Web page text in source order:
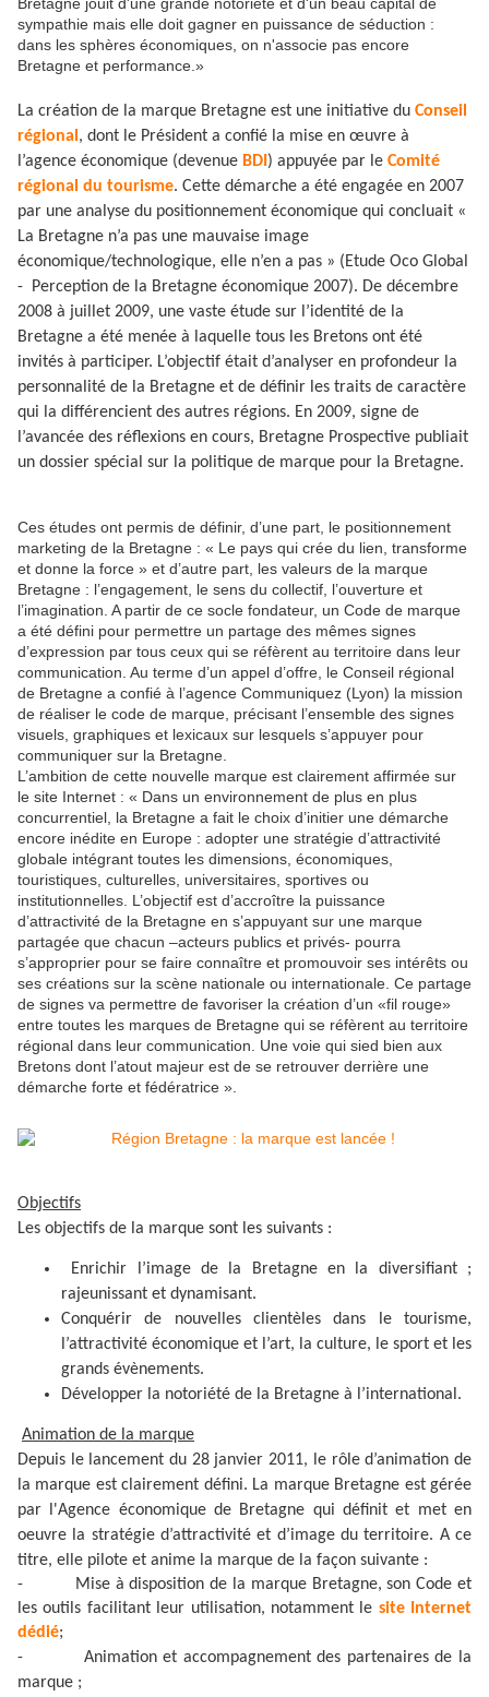
sympathie mais elle doit gagner en puissance de séduction :
dans les sphères économiques, on n'associe pas encore
Bretagne et performance.»
La création de la marque Bretagne est une initiative du Conseil
régional , dont le Président a confié la mise en œuvre à
l’agence économique (devenue BDI ) appuyée par le Comité
régional du tourisme. Cette démarche a été engagée en 2007
par une analyse du positionnement économique qui concluait «
La Bretagne n’a pas une mauvaise image
économique/technologique, elle n’en a pas » (Etude Oco Global
- Perception de la Bretagne économique 2007). De décembre
2008 à juillet 2009, une vaste étude sur l’identité de la
Bretagne a été menée à laquelle tous les Bretons ont été
invités à participer. L’objectif était d’analyser en profondeur la
personnalité de la Bretagne et de définir les traits de caractère
qui la différencient des autres régions. En 2009, signe de
l’avancée des réflexions en cours, Bretagne Prospective publiait
un dossier spécial sur la politique de marque pour la Bretagne.
Ces études ont permis de définir, d’une part, le positionnement
marketing de la Bretagne : « Le pays qui crée du lien, transforme
et donne la force » et d’autre part, les valeurs de la marque
Bretagne : l’engagement, le sens du collectif, l’ouverture et
l’imagination. A partir de ce socle fondateur, un Code de marque
a été défini pour permettre un partage des mêmes signes
d’expression par tous ceux qui se réfèrent au territoire dans leur
communication. Au terme d’un appel d’offre, le Conseil régional
de Bretagne a confié à l’agence Communiquez (Lyon) la mission
de réaliser le code de marque, précisant l’ensemble des signes
visuels, graphiques et lexicaux sur lesquels s’appuyer pour
communiquer sur la Bretagne.
L’ambition de cette nouvelle marque est clairement affirmée sur
le site Internet : « Dans un environnement de plus en plus
concurrentiel, la Bretagne a fait le choix d’initier une démarche
encore inédite en Europe : adopter une stratégie d’attractivité
globale intégrant toutes les dimensions, économiques,
touristiques, culturelles, universitaires, sportives ou
institutionnelles. L’objectif est d’accroître la puissance
d’attractivité de la Bretagne en s’appuyant sur une marque
partagée que chacun –acteurs publics et privés- pourra
s’approprier pour se faire connaître et promouvoir ses intérêts ou
ses créations sur la scène nationale ou internationale. Ce partage
de signes va permettre de favoriser la création d’un «fil rouge»
entre toutes les marques de Bretagne qui se réfèrent au territoire
régional dans leur communication. Une voie qui sied bien aux
Bretons dont l’atout majeur est de se retrouver derrière une
démarche forte et fédératrice ».
Objectifs
Les objectifs de la marque sont les suivants :
Enrichir l’image de la Bretagne en la diversifiant ;
rajeunissant et dynamisant.
Conquérir de nouvelles clientèles dans le tourisme,
l’attractivité économique et l’art, la culture, le sport et les
grands évènements.
Développer la notoriété de la Bretagne à l’international.
Animation de la marque
Depuis le lancement du 28 janvier 2011, le rôle d’animation de
la marque est clairement défini. La marque Bretagne est gérée
par l'Agence économique de Bretagne qui définit et met en
oeuvre la stratégie d’attractivité et d’image du territoire. A ce
titre, elle pilote et anime la marque de la façon suivante :
-
Mise à disposition de la marque Bretagne, son Code et
les outils facilitant leur utilisation, notamment le site Internet
dédié;
-
Animation et accompagnement des partenaires de la
marque ;